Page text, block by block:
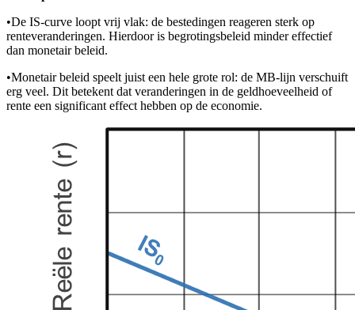
•De IS-curve loopt vrij vlak: de bestedingen reageren sterk op
renteveranderingen. Hierdoor is begrotingsbeleid minder effectief
dan monetair beleid.
•Monetair beleid speelt juist een hele grote rol: de MB-lijn verschuift
erg veel. Dit betekent dat veranderingen in de geldhoeveelheid of
rente een significant effect hebben op de economie.